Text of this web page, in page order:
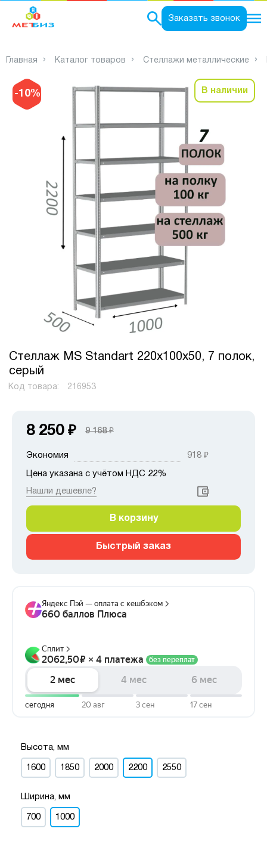
Заказать звонок
Главная Каталог товаров Стеллажи металлические
-10% В наличии
Стеллаж MS Standart 220х100х50, 7 полок,
серый
Код товара: 216953
8 250 ₽ 9 168₽
Экономия 918 ₽
Цена указана с учётом НДС 22%
Нашли дешевле?
В корзину
Быстрый заказ
Высота, мм
1600 1850 2000 2200 2550
Ширина, мм
700 1000